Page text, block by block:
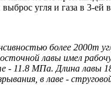
угля и газа в 3-ей
более 2000т
лавы имел
- 11.8 МПа. Длина лавы
в лаве -